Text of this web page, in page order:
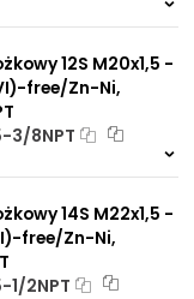
12S M20x1,5 -
free/Zn-Ni,
3/8NPT
14S M22x1,5 -
free/Zn-Ni,
1/2NPT